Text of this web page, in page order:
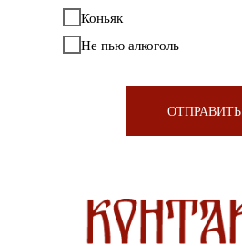
Коньяк
Не пью алкоголь
ОТПРАВИТЬ